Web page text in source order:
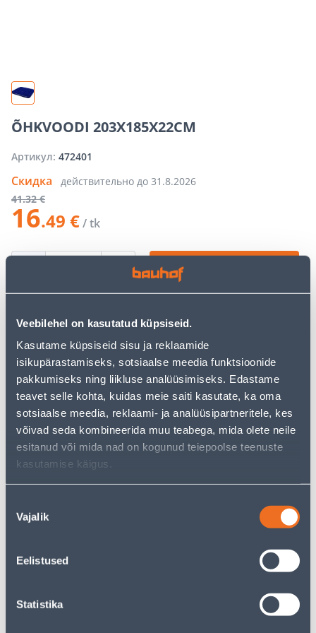
Veebilehel on kasutatud küpsiseid.
Kasutame küpsiseid sisu ja reklaamide
isikupärastamiseks, sotsiaalse meedia funktsioonide
pakkumiseks ning liikluse analüüsimiseks. Edastame
teavet selle kohta, kuidas meie saiti kasutate, ka oma
sotsiaalse meedia, reklaami- ja analüüsipartneritele, kes
võivad seda kombineerida muu teabega, mida olete neile
esitanud või mida nad on kogunud teiepoolse teenuste
kasutamise käigus.
valik
Vajalik
Eelistused
Statistika
ÕHKVOODI 203X185X22CM
Артикул: 472401
Скидка действительно до 31.8.2026
41.32 €
16.49 €/ tk
ДОБАВИТЬ В КОРЗИНУ
Посмотреть наличие
• Madrats mõõtmetega 203 x 185 x 22 cm.
• 14-päevane tagastusõigus.
Предполагаемая доставка 4,99 € от 2-5 tööpäeva
Спецификация